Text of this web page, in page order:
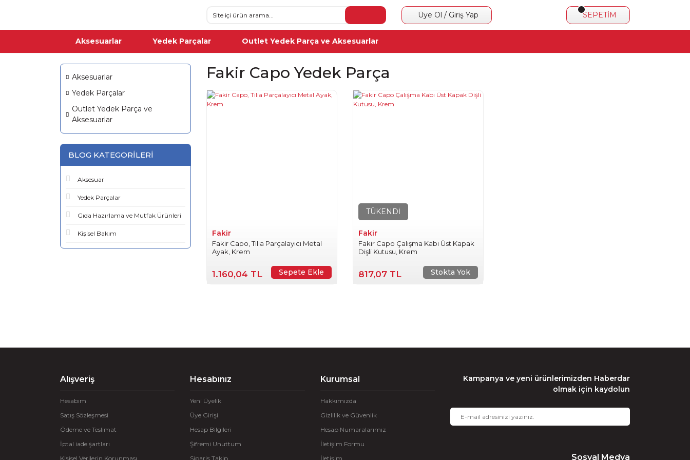
Üye Ol / Giriş Yap SEPETİM
Aksesuarlar Yedek Parçalar Outlet Yedek Parça ve Aksesuarlar
Aksesuarlar
Yedek Parçalar
Outlet Yedek Parça ve
Aksesuarlar
BLOG KATEGORILERI
Aksesuar
Yedek Parçalar
Gıda Hazırlama ve Mutfak Ürünleri
Kişisel Bakım
Fakir Capo Yedek Parça
Fakir
Fakir Capo, Tilia Parçalayıcı Metal
Ayak, Krem
1.160,04 TL Sepete Ekle
TÜKENDİ
Fakir
Fakir Capo Çalışma Kabı Üst Kapak
Dişli Kutusu, Krem
817,07 TL Stokta Yok
Alışveriş
Hesabım
Satış Sözleşmesi
Ödeme ve Teslimat
İptal iade şartları
Kişisel Verilerin Korunması
Hesabınız
Yeni Üyelik
Üye Girişi
Hesap Bilgileri
Şifremi Unuttum
Sipariş Takip
Kurumsal
Hakkımızda
Gizlilik ve Güvenlik
Hesap Numaralarımız
İletişim Formu
İletişim
Kampanya ve yeni ürünlerimizden Haberdar
olmak için kaydolun
Sosyal Medya